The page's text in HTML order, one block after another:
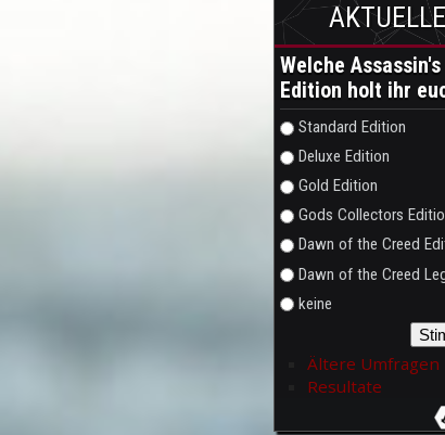
Welche
Edition holt ihr
Auswahlmöglichkeiten
Standard Edition
Deluxe Edition
Gold Edition
Gods Collectors
Dawn of the Creed
Dawn of the Creed
keine
Ältere Umfragen
Resultate